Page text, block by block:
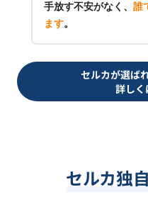
手放す不安がなく、 誰
ます。
セルカが選ば
詳しく
セルカ独